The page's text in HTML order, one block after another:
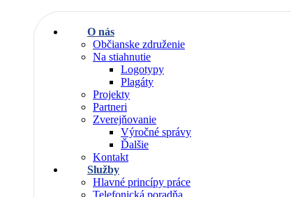
O nás
Občianske združenie
Na stiahnutie
Logotypy
Plagáty
Projekty
Partneri
Zverejňovanie
Výročné správy
Ďalšie
Kontakt
Služby
Hlavné princípy práce
Telefonická poradňa